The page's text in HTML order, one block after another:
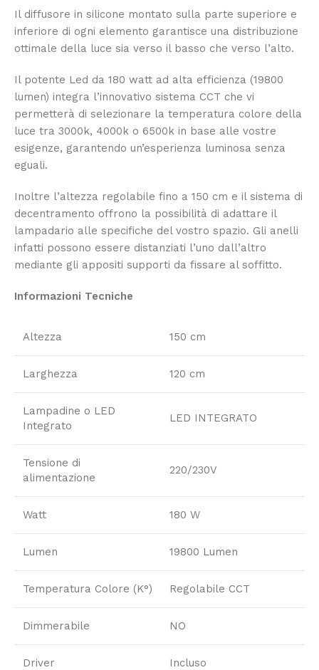
Il diffusore in silicone montato sulla parte superiore e
inferiore di ogni elemento garantisce una distribuzione
ottimale della luce sia verso il basso che verso l’alto.
Il potente Led da 180 watt ad alta efficienza (19800
lumen) integra l’innovativo sistema CCT che vi
permetterà di selezionare la temperatura colore della
luce tra 3000k, 4000k o 6500k in base alle vostre
esigenze, garantendo un’esperienza luminosa senza
eguali.
Inoltre l’altezza regolabile fino a 150 cm e il sistema di
decentramento offrono la possibilità di adattare il
lampadario alle specifiche del vostro spazio. Gli anelli
infatti possono essere distanziati l’uno dall’altro
mediante gli appositi supporti da fissare al soffitto.
Informazioni Tecniche
Altezza 150 cm
Larghezza 120 cm
Lampadine o LED
Integrato
LED INTEGRATO
Tensione di
alimentazione
220/230V
Watt 180 W
Lumen 19800 Lumen
Temperatura Colore (K°) Regolabile CCT
Dimmerabile NO
Driver Incluso